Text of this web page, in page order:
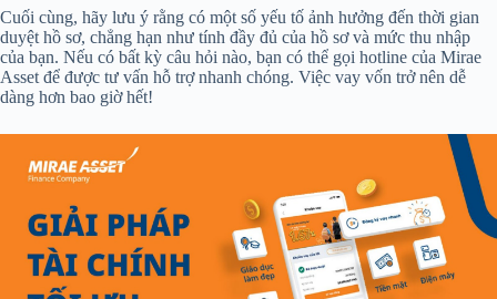
Cuối cùng, hãy lưu ý rằng có một số yếu tố ảnh hưởng đến thời gian
duyệt hồ sơ, chẳng hạn như tính đầy đủ của hồ sơ và mức thu nhập
của bạn. Nếu có bất kỳ câu hỏi nào, bạn có thể gọi hotline của Mirae
Asset để được tư vấn hỗ trợ nhanh chóng. Việc vay vốn trở nên dễ
dàng hơn bao giờ hết!